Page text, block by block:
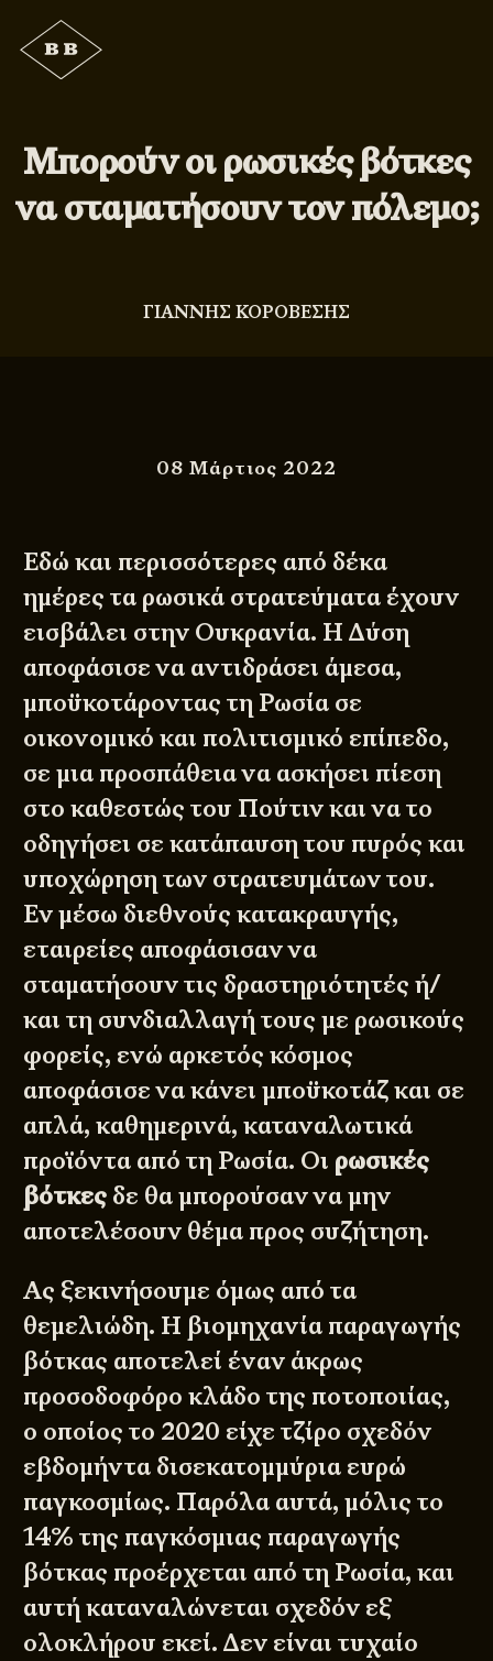
Μπορούν οι ρωσικές βότκες
να σταματήσουν τον πόλεμο;
ΓΙΑΝΝΗΣ ΚΟΡΟΒΕΣΗΣ
08 Μάρτιος 2022
Εδώ και περισσότερες από δέκα
ημέρες τα ρωσικά στρατεύματα έχουν
εισβάλει στην Ουκρανία. Η Δύση
αποφάσισε να αντιδράσει άμεσα,
μποϋκοτάροντας τη Ρωσία σε
οικονομικό και πολιτισμικό επίπεδο,
σε μια προσπάθεια να ασκήσει πίεση
στο καθεστώς του Πούτιν και να το
οδηγήσει σε κατάπαυση του πυρός και
υποχώρηση των στρατευμάτων του.
Εν μέσω διεθνούς κατακραυγής,
εταιρείες αποφάσισαν να
σταματήσουν τις δραστηριότητές ή/
και τη συνδιαλλαγή τους με ρωσικούς
φορείς, ενώ αρκετός κόσμος
αποφάσισε να κάνει μποϋκοτάζ και σε
απλά, καθημερινά, καταναλωτικά
προϊόντα από τη Ρωσία. Οι ρωσικές
βότκες δε θα μπορούσαν να μην
αποτελέσουν θέμα προς συζήτηση.
Ας ξεκινήσουμε όμως από τα
θεμελιώδη. Η βιομηχανία παραγωγής
βότκας αποτελεί έναν άκρως
προσοδοφόρο κλάδο της ποτοποιίας,
ο οποίος το 2020 είχε τζίρο σχεδόν
εβδομήντα δισεκατομμύρια ευρώ
παγκοσμίως. Παρόλα αυτά, μόλις το
14% της παγκόσμιας παραγωγής
βότκας προέρχεται από τη Ρωσία, και
αυτή καταναλώνεται σχεδόν εξ
ολοκλήρου εκεί. Δεν είναι τυχαίο